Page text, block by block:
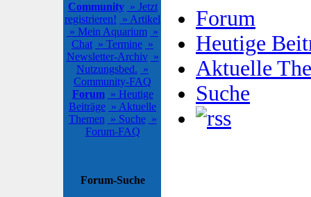
Community » Jetzt
registrieren! » Artikel
» Mein Aquarium »
Chat » Termine »
Newsletter-Archiv »
Nutzungsbed. »
Community-FAQ
Forum » Heutige
Beiträge » Aktuelle
Themen » Suche »
Forum-FAQ
Forum-Suche
Forum
Heutige
Aktuelle
Suche